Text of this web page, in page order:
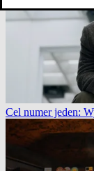
Cel numer jeden: